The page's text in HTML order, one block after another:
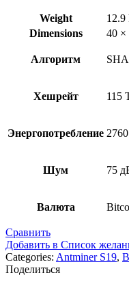
Weight
12.9
Dimensions
40 ×
Алгоритм
Хешрейт 115
Энергопотребление
Шум 75
Валюта
Сравнить
Добавить в Список
Categories: Antminer S19,
Поделиться